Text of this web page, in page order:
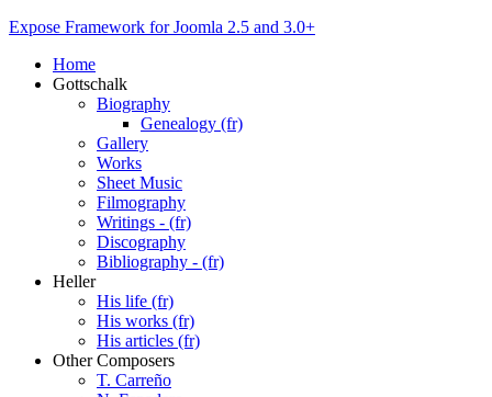
Expose Framework for Joomla 2.5 and 3.0+
Home
Gottschalk
Biography
Genealogy (fr)
Gallery
Works
Sheet Music
Filmography
Writings - (fr)
Discography
Bibliography - (fr)
Heller
His life (fr)
His works (fr)
His articles (fr)
Other Composers
T. Carreño